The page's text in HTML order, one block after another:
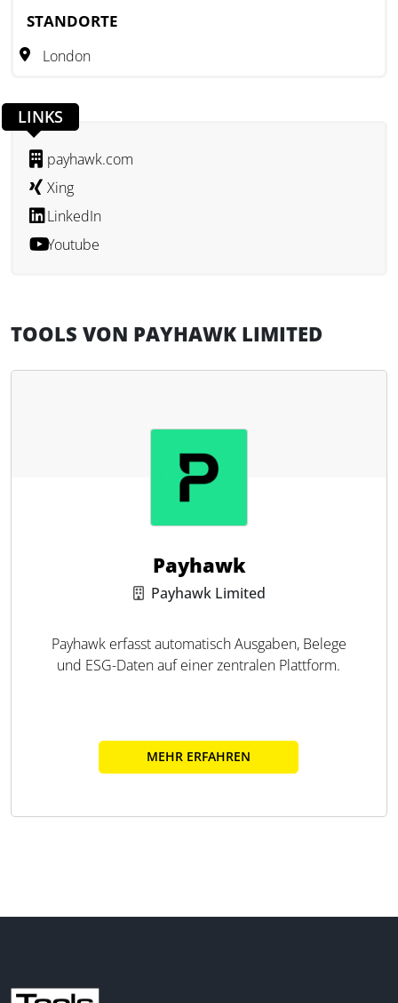
Größenordnungen, die ihre Finanzprozesse effizienter
nahtlose Steuerung von Ausgaben, die zentrale Verwaltung
bestehenden Buchhaltungssystemen. Payhawk Limited
unterstützt Unternehmen in über 32 Ländern bei der
effizienten und transparenten Abwicklung von
Finanztransaktionen.
STANDORTE
London
LINKS
payhawk.com
Xing
LinkedIn
Youtube
TOOLS VON PAYHAWK LIMITED
Payhawk
Payhawk Limited
Payhawk erfasst automatisch Ausgaben, Belege
und ESG-Daten auf einer zentralen Plattform.
MEHR ERFAHREN